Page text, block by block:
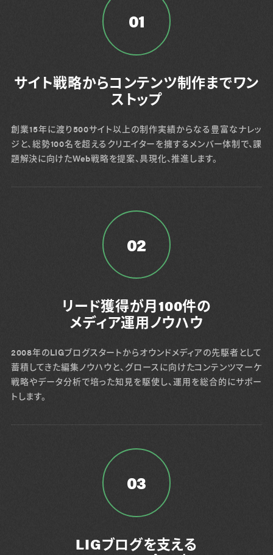
01
サイト戦略からコンテンツ制作までワン
ストップ
創業15年に渡り500サイト以上の制作実績からなる豊富なナレッ
ジと、総勢100名を超えるクリエイターを擁するメンバー体制で、課
題解決に向けたWeb戦略を提案、具現化、推進します。
02
リード獲得が月100件の
メディア運用ノウハウ
2008年のLIGブログスタートからオウンドメディアの先駆者として
蓄積してきた編集ノウハウと、グロースに向けたコンテンツマーケ
戦略やデータ分析で培った知見を駆使し、運用を総合的にサポー
トします。
03
LIGブログを支える